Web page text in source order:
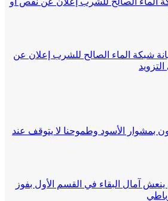
شبكة الماء الصالح للشرب إعلان عن
بمشوار الأسود وطموحنا لا يتوقف عند
آمال البقاء في القسم الأول بفوز